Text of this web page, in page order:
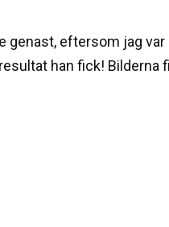
genast, eftersom jag
han fick! Bilderna